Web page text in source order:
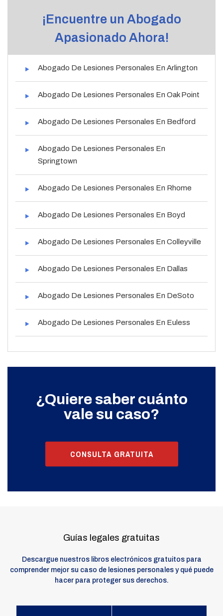
¡Encuentre un Abogado
Apasionado Ahora!
Abogado De Lesiones Personales En Arlington
Abogado De Lesiones Personales En Oak Point
Abogado De Lesiones Personales En Bedford
Abogado De Lesiones Personales En
Springtown
Abogado De Lesiones Personales En Rhome
Abogado De Lesiones Personales En Boyd
Abogado De Lesiones Personales En Colleyville
Abogado De Lesiones Personales En Dallas
Abogado De Lesiones Personales En DeSoto
Abogado De Lesiones Personales En Euless
¿Quiere saber cuánto
vale su caso?
CONSULTA GRATUITA
Guías legales gratuitas
Descargue nuestros libros electrónicos gratuitos para
comprender mejor su caso de lesiones personales y qué puede
hacer para proteger sus derechos.